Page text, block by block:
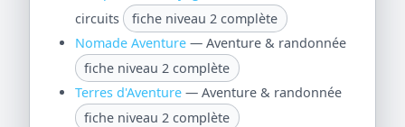
circuits
fiche niveau 2 complète
Nomade Aventure— Aventure & randonnée
fiche niveau 2 complète
Terres d'Aventure— Aventure & randonnée
fiche niveau 2 complète